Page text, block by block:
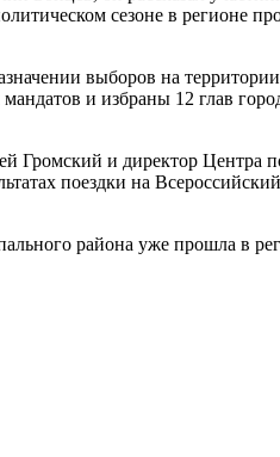
сезоне в регионе
выборов на
и избраны 12 глав
Громский и директор Центра
поездки на
района уже прошла в